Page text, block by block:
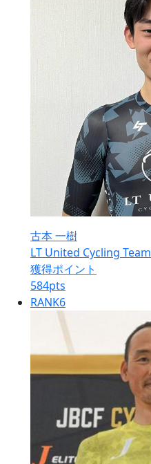
古本 一樹
LT United Cycling Team
獲得ポイント
584pts
RANK6